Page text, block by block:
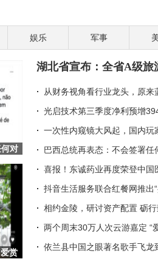
构传统采销业态
成长 丽珠集团202
田凌放
这是一份给未来的
娱乐 军事
对
赏
湖北省宣布：全省A级
从财务视角看行业龙头，原
光启技术第三季度净利预增
一次性内窥镜大风起，国内玩
巴西总统再表态：不会签署
喜报！东诚药业再度荣登中国
抖音生活服务联合红餐网推出
相约金陵，研讨资产配置 砺
两个周末30万人次云游嘉定 “
依兰县中国之眼著名歌手飞龙